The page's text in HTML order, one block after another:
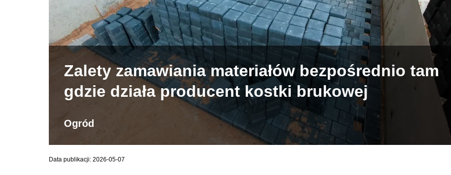
Zalety zamawiania materiałów bezpośrednio tam
gdzie działa producent kostki brukowej
Ogród
Data publikacji: 2026-05-07